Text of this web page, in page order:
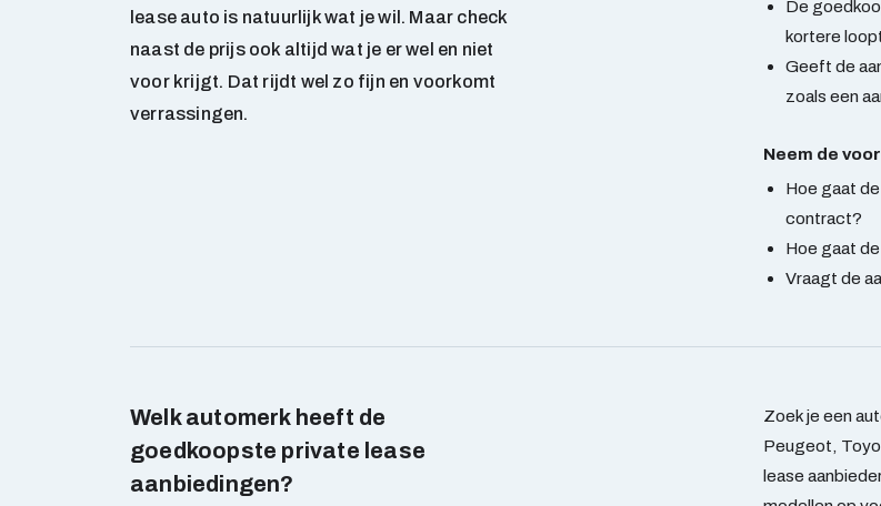
lease auto is natuurlijk wat je wil. Maar check
naast de prijs ook altijd wat je er wel en niet
voor krijgt. Dat rijdt wel zo fijn en voorkomt
verrassingen.
De
kortere
Geeft de
zoals een
Neem de
Hoe gaat
contract?
Hoe gaat
Vraagt de
Welk automerk heeft de
goedkoopste private lease
aanbiedingen?
Zoek je een
Peugeot,
lease